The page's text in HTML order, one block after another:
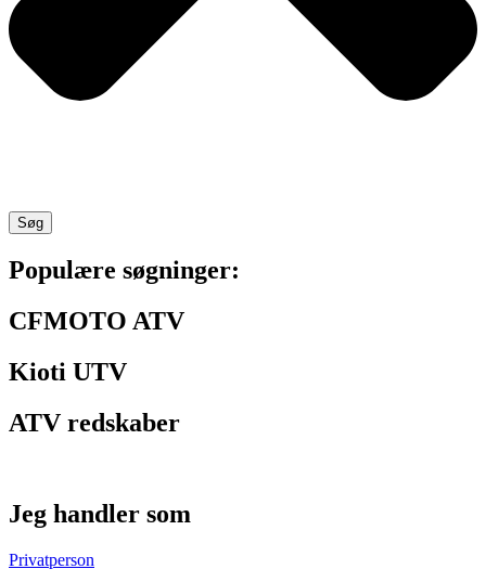
Søg
Populære søgninger:
CFMOTO ATV
Kioti UTV
ATV redskaber
Jeg handler som
Privatperson